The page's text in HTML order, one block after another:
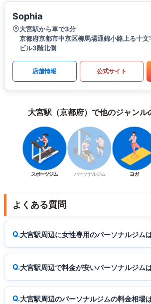
Sophia
大宮駅から車で3分
京都府京都市中京区柳馬場通錦小路上る十
ビル3階北側
店舗情報 公式サイト
大宮駅（京都府）で他のジャンル
スポーツジム パーソナルジム ヨガ
よくある質問
大宮駅周辺に女性専用のパーソナルジム
大宮駅周辺で料金が安いパーソナルジム
大宮駅周辺のパーソナルジムの料金相場